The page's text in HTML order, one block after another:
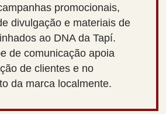
promocionais,
divulgação e materiais de
ao DNA da Tapí.
de comunicação apoia
de clientes e no
da marca localmente.